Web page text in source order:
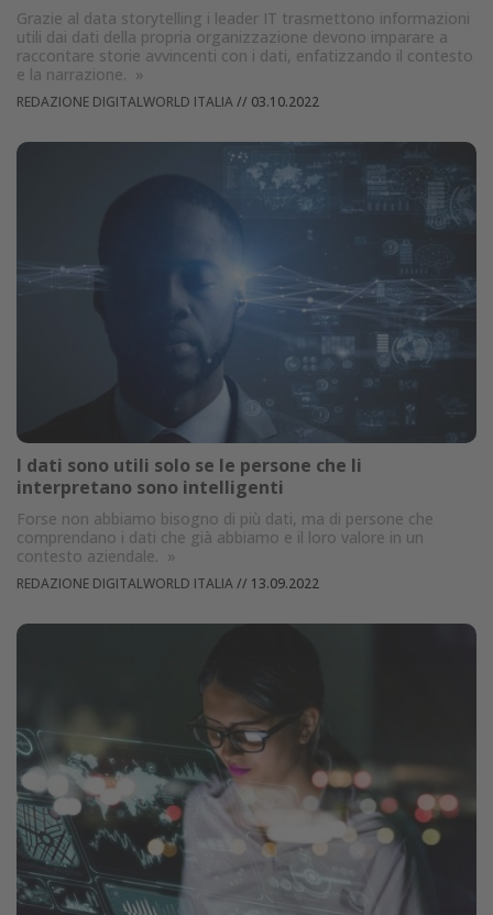
Grazie al data storytelling i leader IT trasmettono informazioni
utili dai dati della propria organizzazione devono imparare a
raccontare storie avvincenti con i dati, enfatizzando il contesto
e la narrazione. »
REDAZIONE DIGITALWORLD ITALIA// 03.10.2022
I dati sono utili solo se le persone che li
interpretano sono intelligenti
Forse non abbiamo bisogno di più dati, ma di persone che
comprendano i dati che già abbiamo e il loro valore in un
contesto aziendale. »
REDAZIONE DIGITALWORLD ITALIA// 13.09.2022